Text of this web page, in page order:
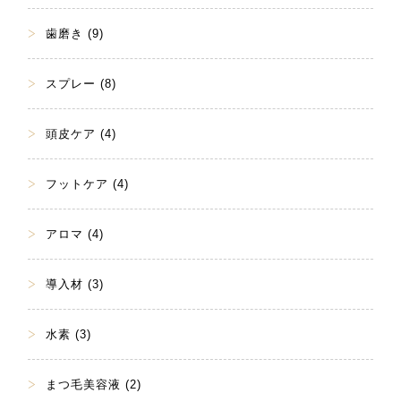
歯磨き (9)
スプレー (8)
頭皮ケア (4)
フットケア (4)
アロマ (4)
導入材 (3)
水素 (3)
まつ毛美容液 (2)